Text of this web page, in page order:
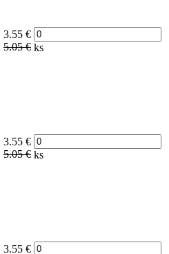
3.55 €
5.05 € ks
3.55 €
5.05 € ks
3.55 €